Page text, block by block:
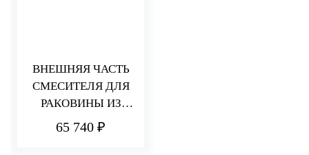
ВНЕШНЯЯ ЧАСТЬ
СМЕСИТЕЛЯ ДЛЯ
РАКОВИНЫ ИЗ
СТЕНЫ 180 ММ Q30
65 740 ₽